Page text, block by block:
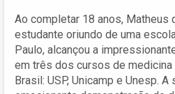
Ao completar 18 anos, Matheus
estudante oriundo de uma
Paulo, alcançou a
em três dos cursos de
Brasil: USP, Unicamp e Unesp.